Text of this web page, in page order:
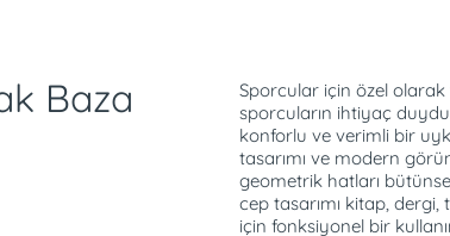
Baza
Sporcular için özel olarak
sporcuların ihtiyaç
konforlu ve verimli bir
tasarımı ve modern
geometrik hatları
cep tasarımı kitap, dergi,
için fonksiyonel bir